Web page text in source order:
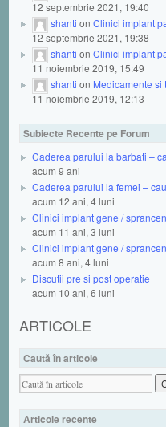
12 septembrie 2021, 19:40
shanti on Clinici implant
12 septembrie 2021, 19:38
shanti on Clinici implant
11 noiembrie 2019, 15:49
shanti on Medicamente si
11 noiembrie 2019, 12:13
Subiecte Recente pe Forum
Caderea parului la barbati –
acum 9 ani
Caderea parului la femei –
acum 12 ani, 4 luni
Clinici implant gene /
acum 11 ani, 3 luni
Clinici implant gene /
acum 8 ani, 4 luni
Discutii pre si post operatie
acum 10 ani, 6 luni
ARTICOLE
Caută în articole
Articole recente